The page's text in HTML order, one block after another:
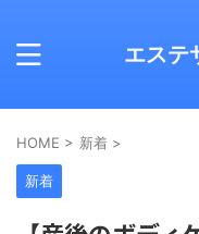
エステ
HOME > 新着 >
新着